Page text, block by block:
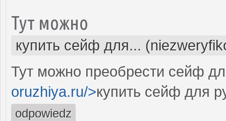
Тут можно
купить сейф для...
Тут можно преобрести сейф
oruzhiya.ru/>купить сейф для
odpowiedz